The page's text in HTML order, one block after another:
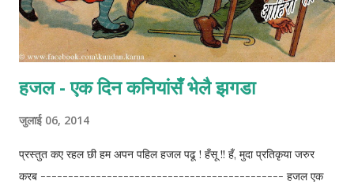
हजल - एक दिन कनियांसँ भेलै झगडा
जुलाई 06, 2014
प्रस्तुत कए रहल छी हम अपन पहिल हजल पढू ! हँसू !! हँ, मुदा प्रतिकृया जरुर
करब -------------------------------------------- हजल एक